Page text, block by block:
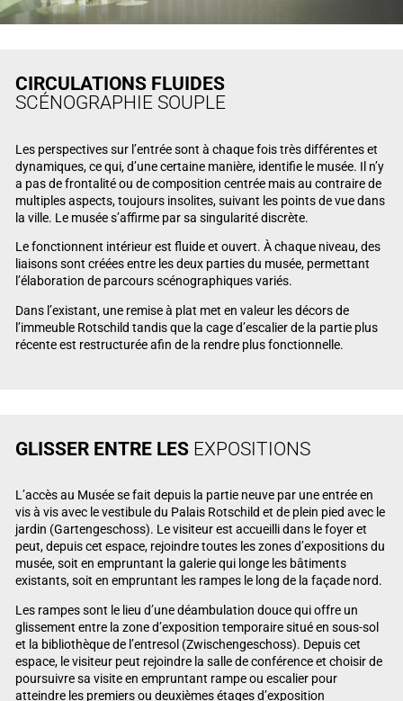
CIRCULATIONS FLUIDES
SCÉNOGRAPHIE SOUPLE
Les perspectives sur l’entrée sont à chaque fois très différentes et
dynamiques, ce qui, d’une certaine manière, identifie le musée. Il n’y
a pas de frontalité ou de composition centrée mais au contraire de
multiples aspects, toujours insolites, suivant les points de vue dans
la ville. Le musée s’affirme par sa singularité discrète.
Le fonctionnent intérieur est fluide et ouvert. À chaque niveau, des
liaisons sont créées entre les deux parties du musée, permettant
l’élaboration de parcours scénographiques variés.
Dans l’existant, une remise à plat met en valeur les décors de
l’immeuble Rotschild tandis que la cage d’escalier de la partie plus
récente est restructurée afin de la rendre plus fonctionnelle.
GLISSER ENTRE LES EXPOSITIONS
L’accès au Musée se fait depuis la partie neuve par une entrée en
vis à vis avec le vestibule du Palais Rotschild et de plein pied avec le
jardin (Gartengeschoss). Le visiteur est accueilli dans le foyer et
peut, depuis cet espace, rejoindre toutes les zones d’expositions du
musée, soit en empruntant la galerie qui longe les bâtiments
existants, soit en empruntant les rampes le long de la façade nord.
Les rampes sont le lieu d’une déambulation douce qui offre un
glissement entre la zone d’exposition temporaire situé en sous-sol
et la bibliothèque de l’entresol (Zwischengeschoss). Depuis cet
espace, le visiteur peut rejoindre la salle de conférence et choisir de
poursuivre sa visite en empruntant rampe ou escalier pour
atteindre les premiers ou deuxièmes étages d’exposition